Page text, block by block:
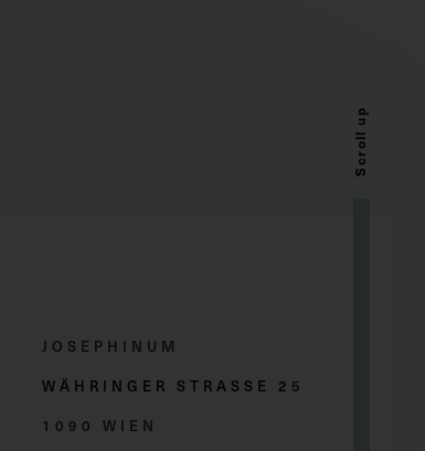
Scroll up
JOSEPHINUM
WÄHRINGER STRASSE 2 5
1090 WIEN